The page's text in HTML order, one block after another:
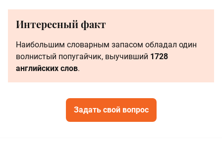
Интересный факт
Наибольшим словарным запасом обладал один
волнистый попугайчик, выучивший 1728
английских слов.
Задать свой вопрос